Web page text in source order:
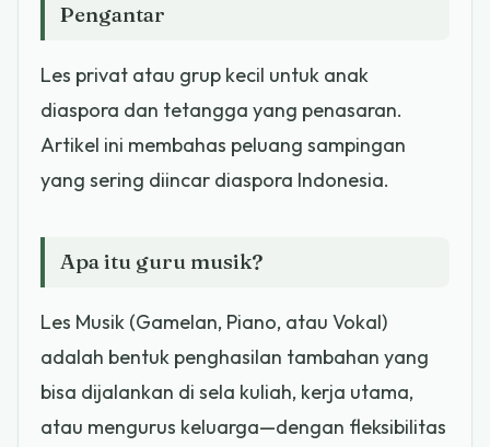
Pengantar
Les privat atau grup kecil untuk anak
diaspora dan tetangga yang penasaran.
Artikel ini membahas peluang sampingan
yang sering diincar diaspora Indonesia.
Apa itu guru musik?
Les Musik (Gamelan, Piano, atau Vokal)
adalah bentuk penghasilan tambahan yang
bisa dijalankan di sela kuliah, kerja utama,
atau mengurus keluarga—dengan fleksibilitas